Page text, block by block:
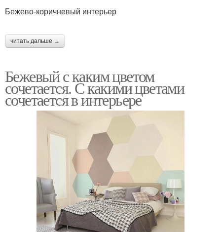
Бежево-коричневый интерьер
читать дальше →
Бежевый с каким цветом
сочетается. С какими цветами
сочетается в интерьере